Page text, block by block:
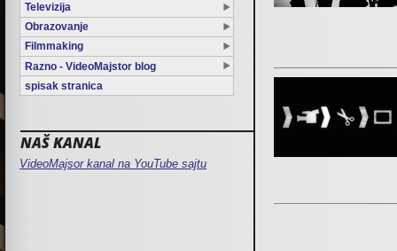
Televizija
Obrazovanje
Filmmaking
Razno - VideoMajstor blog
spisak stranica
NAŠ KANAL
VideoMajsor kanal na YouTube sajtu